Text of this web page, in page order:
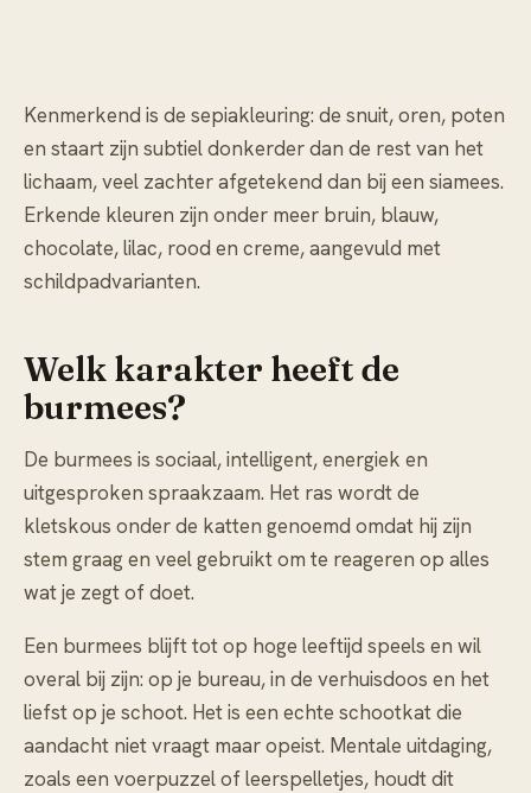
Kenmerkend is de sepiakleuring: de snuit, oren, poten
en staart zijn subtiel donkerder dan de rest van het
lichaam, veel zachter afgetekend dan bij een siamees.
Erkende kleuren zijn onder meer bruin, blauw,
chocolate, lilac, rood en creme, aangevuld met
schildpadvarianten.
Welk karakter heeft de
burmees?
De burmees is sociaal, intelligent, energiek en
uitgesproken spraakzaam. Het ras wordt de
kletskous onder de katten genoemd omdat hij zijn
stem graag en veel gebruikt om te reageren op alles
wat je zegt of doet.
Een burmees blijft tot op hoge leeftijd speels en wil
overal bij zijn: op je bureau, in de verhuisdoos en het
liefst op je schoot. Het is een echte schootkat die
aandacht niet vraagt maar opeist. Mentale uitdaging,
zoals een voerpuzzel of leerspelletjes, houdt dit